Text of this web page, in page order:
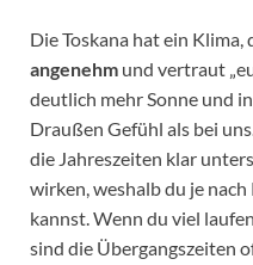
Die Toskana hat ein Klima,
angenehm und vertraut
deutlich mehr Sonne und
Draußen Gefühl als bei
die Jahreszeiten klar
wirken, weshalb du je
kannst. Wenn du viel
sind die Übergangszeiten